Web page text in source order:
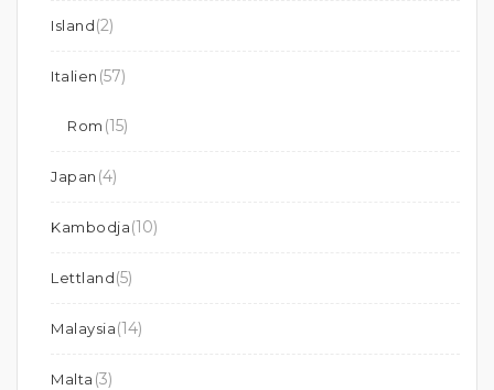
Island(2)
Italien (57)
Rom (15)
Japan (4)
Kambodja(10)
Lettland(5)
Malaysia(14)
Malta (3)